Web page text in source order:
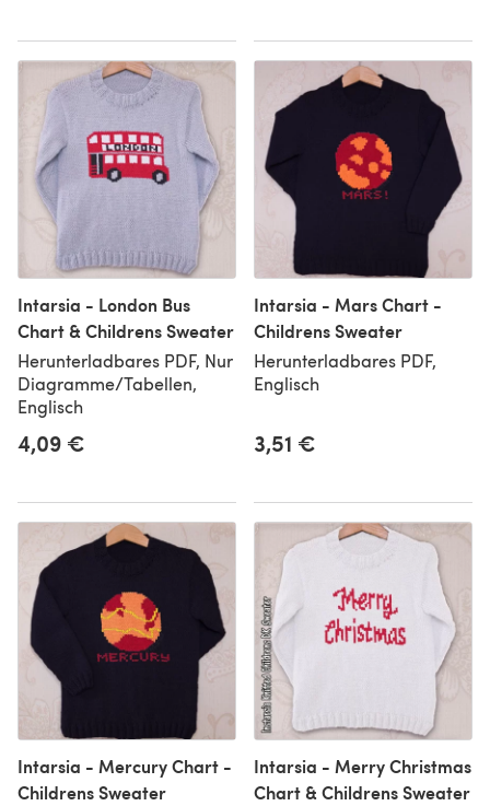
Intarsia - London Bus
Chart & Childrens Sweater
Herunterladbares PDF, Nur
Diagramme/Tabellen,
Englisch
4,09 €
Intarsia - Mars Chart -
Childrens Sweater
Herunterladbares PDF,
Englisch
3,51 €
Intarsia - Mercury Chart -
Childrens Sweater
Intarsia - Merry Christmas
Chart & Childrens Sweater